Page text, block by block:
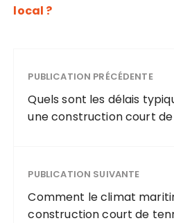
local ?
PUBLICATION PRÉCÉDENTE
Quels sont les délais
une construction court de
PUBLICATION SUIVANTE
Comment le climat
construction court de